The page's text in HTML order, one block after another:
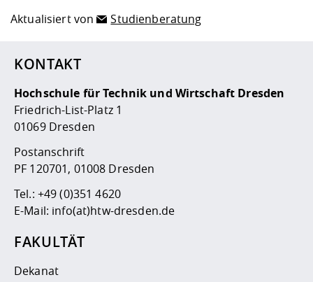
Aktualisiert von Studienberatung
KONTAKT
Hochschule für Technik und Wirtschaft Dresden
Friedrich-List-Platz 1
01069 Dresden
Postanschrift
PF 120701, 01008 Dresden
Tel.: +49 (0)351 4620
E-Mail: info(at)htw-dresden.de
FAKULTÄT
Dekanat